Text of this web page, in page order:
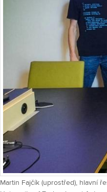
Martin Fajčík (uprostřed), hlavní